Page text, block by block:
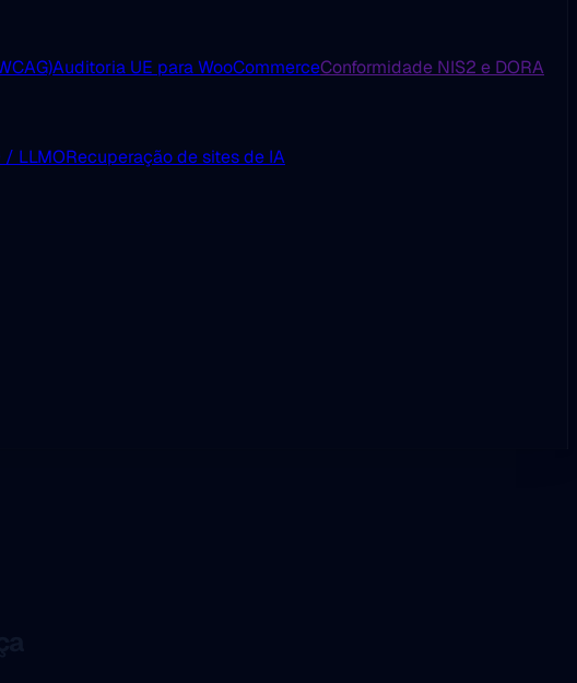
Auditoria UE para WooCommerceConformidade NIS2 e DORA
/ LLMORecuperação de sites de IA